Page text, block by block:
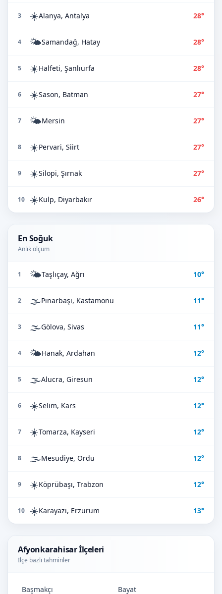
3 ☀️Alanya, Antalya 28°
4 🌤️Samandağ, Hatay 28°
5 ☀️Halfeti, Şanlıurfa 28°
6 ☀️Sason, Batman 27°
7 🌤️Mersin 27°
8 ☀️Pervari, Siirt 27°
9 ☀️Silopi, Şırnak 27°
10 ☀️Kulp, Diyarbakır 26°
En Soğuk
Anlık ölçüm
1 🌤️Taşlıçay, Ağrı 10°
2 🌫️Pınarbaşı, Kastamonu 11°
3 🌫️Gölova, Sivas 11°
4 🌤️Hanak, Ardahan 12°
5 🌫️Alucra, Giresun 12°
6 ☀️Selim, Kars 12°
7 ☀️Tomarza, Kayseri 12°
8 🌫️Mesudiye, Ordu 12°
9 ☀️Köprübaşı, Trabzon 12°
10 ☀️Karayazı, Erzurum 13°
Afyonkarahisar İlçeleri
İlçe bazlı tahminler
Başmakçı Bayat